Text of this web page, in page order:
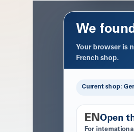
We
Your browser is
French shop.
Current shop:
ENOpen
For